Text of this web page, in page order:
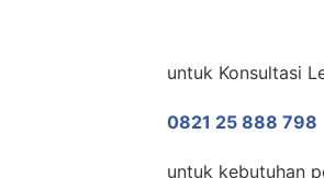
untuk Konsultasi
0821 25 888 798
untuk kebutuhan